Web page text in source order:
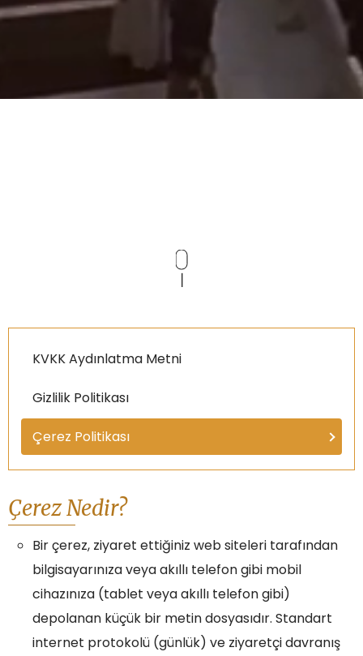
KVKK Aydınlatma Metni
Gizlilik Politikası
Çerez Politikası
Çerez Nedir?
Bir çerez, ziyaret ettiğiniz web siteleri tarafından
bilgisayarınıza veya akıllı telefon gibi mobil
cihazınıza (tablet veya akıllı telefon gibi)
depolanan küçük bir metin dosyasıdır. Standart
internet protokolü (günlük) ve ziyaretçi davranış